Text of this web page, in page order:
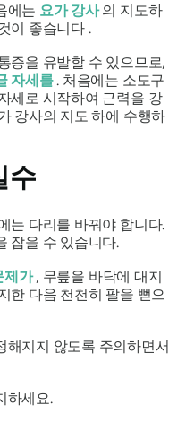
에는 요가 강사의 지도하
이 좋습니다 .
증을 유발할 수 있으므로,
자세를. 처음에는 소도구
세로 시작하여 근력을 강
강사의 지도 하에 수행하
수
는 다리를 바꿔야 합니다.
잡을 수 있습니다.
제가, 무릎을 바닥에 대지
한 다음 천천히 팔을 뻗으
해지지 않도록 주의하면서
하세요.